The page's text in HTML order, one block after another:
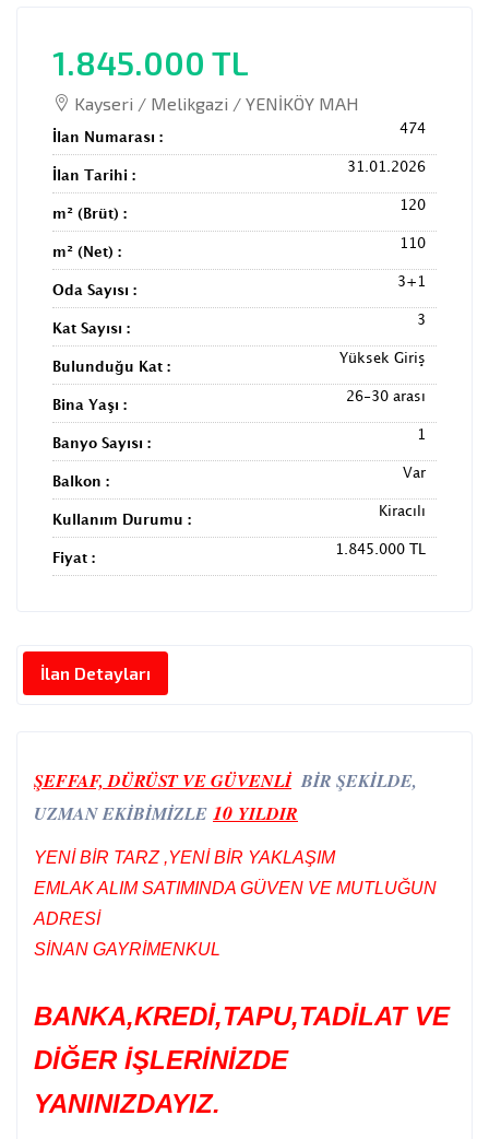
1.845.000 TL
Kayseri / Melikgazi / YENİKÖY MAH
İlan Numarası :
474
İlan Tarihi :
31.01.2026
m² (Brüt) :
120
m² (Net) :
110
Oda Sayısı :
3+1
Kat Sayısı :
3
Bulunduğu Kat :
Yüksek Giriş
Bina Yaşı :
26-30 arası
Banyo Sayısı :
1
Balkon :
Var
Kullanım Durumu :
Kiracılı
Fiyat :
1.845.000 TL
İlan Detayları
ŞEFFAF, DÜRÜST VE GÜVENLİBİR ŞEKİLDE,
UZMAN EKİBİMİZLE 10 YILDIR
YENİ BİR TARZ ,YENİ BİR YAKLAŞIM
EMLAK ALIM SATIMINDA GÜVEN VE MUTLUĞUN
ADRESİ
SİNAN GAYRİMENKUL
BANKA,KREDİ,TAPU,TADİLAT VE
DİĞER İŞLERİNİZDE
YANINIZDAYIZ.